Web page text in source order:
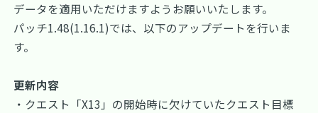
データを適用いただけますようお願いいたします。
パッチ1.48(1.16.1)では、以下のアップデートを行いま
す。
更新内容
・クエスト「X13」の開始時に欠けていたクエスト目標